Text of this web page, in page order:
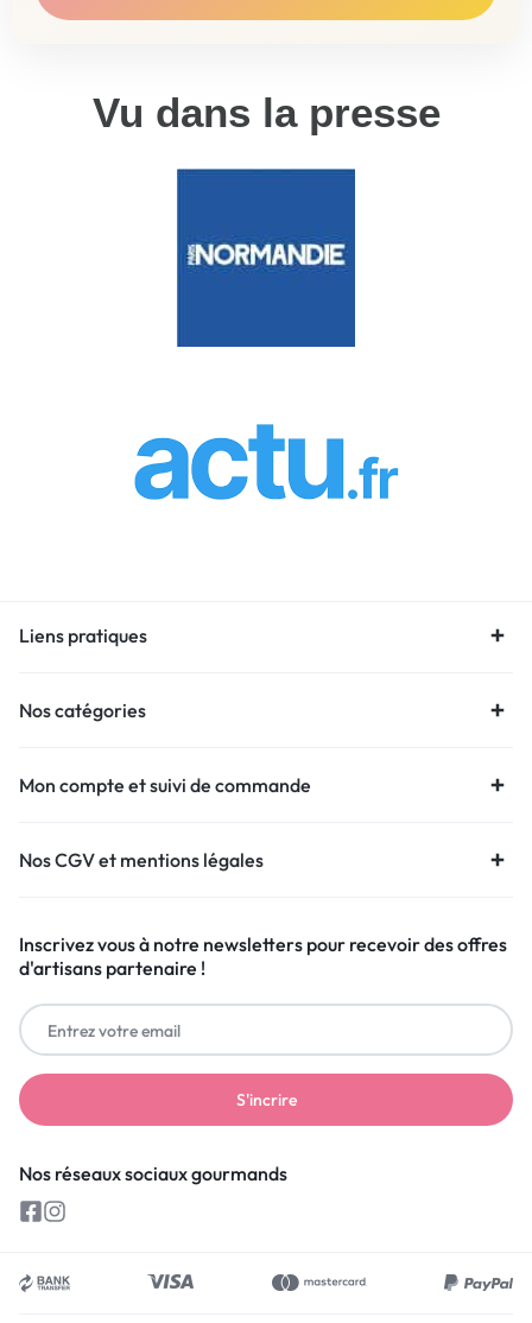
Vu dans la presse
Liens pratiques
Nos catégories
Mon compte et suivi de commande
Nos CGV et mentions légales
Inscrivez vous à notre newsletters pour recevoir des offres
d'artisans partenaire !
Nos réseaux sociaux gourmands